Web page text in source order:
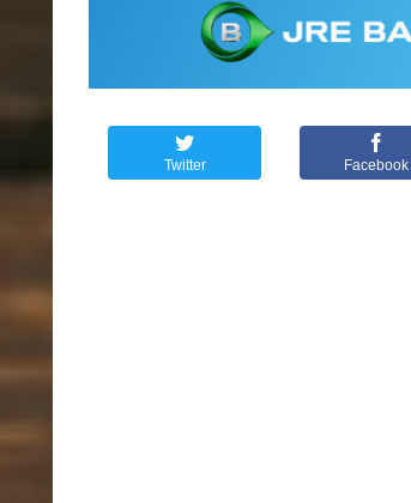
Twitter Facebook